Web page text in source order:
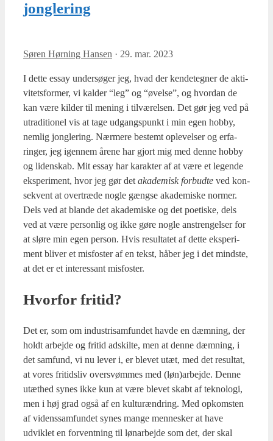
jonglering
Søren Hørning Hansen · 29. mar. 2023
I det­te essay under­sø­ger jeg, hvad der ken­de­teg­ner de akti­
vi­tets­for­mer, vi kal­der “leg” og “øvel­se”, og hvor­dan de
kan være kil­der til mening i til­væ­rel­sen. Det gør jeg ved på
utra­di­tio­nel vis at tage udgangs­punkt i min egen hob­by,
nem­lig jong­le­ring. Nær­me­re bestemt ople­vel­ser og erfa­
ring­er, jeg igen­nem åre­ne har gjort mig med den­ne hob­by
og liden­skab. Mit essay har karak­ter af at være et legen­de
eks­pe­ri­ment, hvor jeg gør det aka­de­misk for­bud­te ved kon­
se­kvent at over­træ­de nog­le gængse aka­de­mi­ske nor­mer.
Dels ved at blan­de det aka­de­mi­ske og det poe­ti­ske, dels
ved at være per­son­lig og ikke gøre nog­le anstren­gel­ser for
at slø­re min egen per­son. Hvis resul­ta­tet af det­te eks­pe­ri­
ment bli­ver et mis­fo­ster af en tekst, håber jeg i det mind­ste,
at det er et inter­es­sant mis­fo­ster.
Hvor­for fri­tid?
Det er, som om indu­stri­sam­fun­det hav­de en dæm­ning, der
holdt arbej­de og fri­tid adskil­te, men at den­ne dæm­ning, i
det sam­fund, vi nu lever i, er ble­vet utæt, med det resul­tat,
at vores fri­tids­liv over­svøm­mes med (løn)arbejde. Den­ne
utæt­hed synes ikke kun at være ble­vet skabt af tek­no­lo­gi,
men i høj grad også af en kul­turæn­dring. Med opkom­sten
af videns­sam­fun­det synes man­ge men­ne­sker at have
udvik­let en for­vent­ning til løn­ar­bej­de som det, der skal